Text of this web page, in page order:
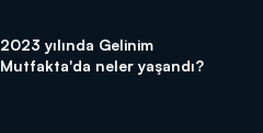
2023 yılında Gelinim
Mutfakta'da neler yaşandı?